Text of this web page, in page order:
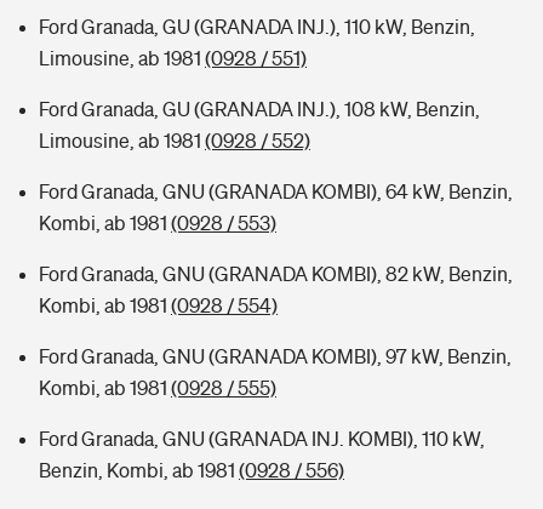
Ford Granada, GU (GRANADA INJ.), 110 kW, Benzin,
Limousine, ab 1981 (0928 / 551)
Ford Granada, GU (GRANADA INJ.), 108 kW, Benzin,
Limousine, ab 1981 (0928 / 552)
Ford Granada, GNU (GRANADA KOMBI), 64 kW, Benzin,
Kombi, ab 1981 (0928 / 553)
Ford Granada, GNU (GRANADA KOMBI), 82 kW, Benzin,
Kombi, ab 1981 (0928 / 554)
Ford Granada, GNU (GRANADA KOMBI), 97 kW, Benzin,
Kombi, ab 1981 (0928 / 555)
Ford Granada, GNU (GRANADA INJ. KOMBI), 110 kW,
Benzin, Kombi, ab 1981 (0928 / 556)